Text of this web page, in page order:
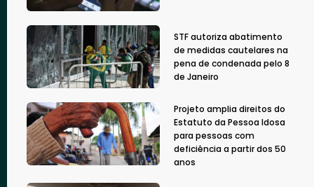
STF autoriza abatimento
de medidas cautelares na
pena de condenada pelo 8
de Janeiro
Projeto amplia direitos do
Estatuto da Pessoa Idosa
para pessoas com
deficiência a partir dos 50
anos